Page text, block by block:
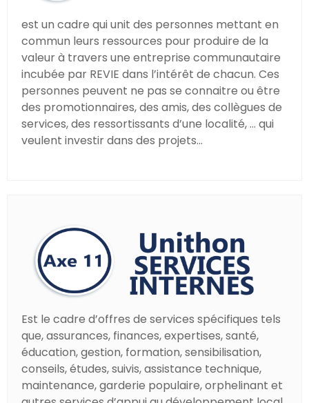
est un cadre qui unit des personnes mettant en
commun leurs ressources pour produire de la
valeur à travers une entreprise communautaire
incubée par REVIE dans l’intérêt de chacun. Ces
personnes peuvent ne pas se connaitre ou être
des promotionnaires, des amis, des collègues de
services, des ressortissants d’une localité, ... qui
veulent investir dans des projets...
Est le cadre d’offres de services spécifiques tels
que, assurances, finances, expertises, santé,
éducation, gestion, formation, sensibilisation,
conseils, études, suivis, assistance technique,
maintenance, garderie populaire, orphelinant et